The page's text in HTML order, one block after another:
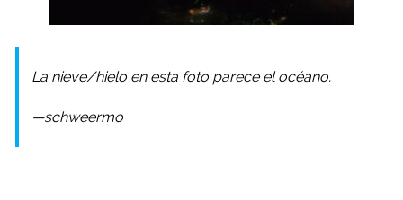
La nieve/hielo en esta foto parece el océano.
—schweermo